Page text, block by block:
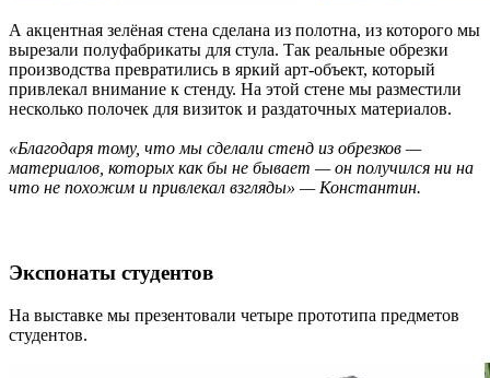
А акцентная зелёная стена сделана из полотна, из которого мы
вырезали полуфабрикаты для стула. Так реальные обрезки
производства превратились в яркий арт-объект, который
привлекал внимание к стенду. На этой стене мы разместили
несколько полочек для визиток и раздаточных материалов.
«Благодаря тому, что мы сделали стенд из обрезков —
материалов, которых как бы не бывает — он получился ни на
что не похожим и привлекал взгляды» — Константин.
Экспонаты студентов
На выставке мы презентовали четыре прототипа предметов
студентов.